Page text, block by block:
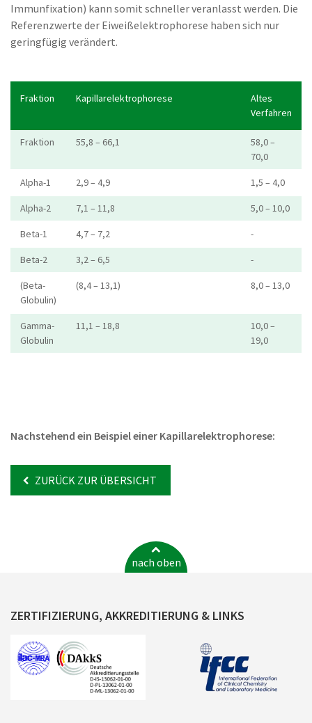
Immunfixation) kann somit schneller veranlasst werden. Die
Referenzwerte der Eiweißelektrophorese haben sich nur
geringfügig verändert.
Fraktion Kapillarelektrophorese
Altes
Verfahren
Fraktion 55,8 – 66,1
58,0 –
70,0
Alpha-1 2,9 – 4,9 1,5 – 4,0
Alpha-2 7,1 – 11,8 5,0 – 10,0
Beta-1 4,7 – 7,2 -
Beta-2 3,2 – 6,5 -
(Beta-
Globulin)
(8,4 – 13,1) 8,0 – 13,0
Gamma-
Globulin
11,1 – 18,8
10,0 –
19,0
Nachstehend ein Beispiel einer Kapillarelektrophorese:
ZURÜCK ZUR ÜBERSICHT
nach oben
ZERTIFIZIERUNG, AKKREDITIERUNG & LINKS